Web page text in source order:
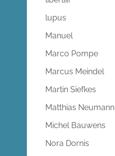
lupus
Manuel
Marco Pompe
Marcus Meindel
Martin Siefkes
Matthias Neumann
Michel Bauwens
Nora Dornis